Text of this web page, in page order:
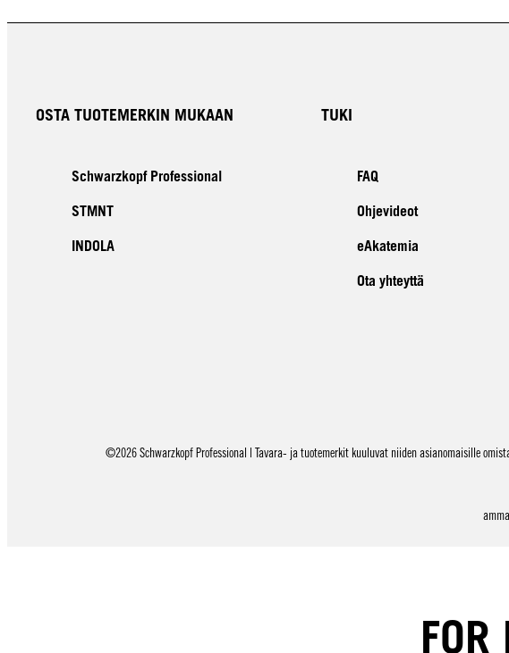
OSTA TUOTEMERKIN MUKAAN
Schwarzkopf Professional
STMNT
INDOLA
TUKI
FAQ
Ohjevideot
eAkatemia
Ota yhteyttä
©2026 Schwarzkopf Professional | Tavara- ja tuotemerkit kuuluvat niiden asianomaisille